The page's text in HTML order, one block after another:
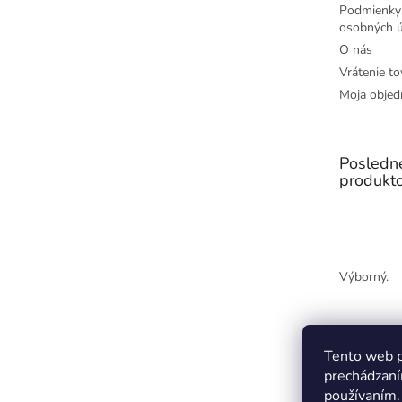
Tento web
osobných
O nás
Vrátenie
Moja
Výborný.